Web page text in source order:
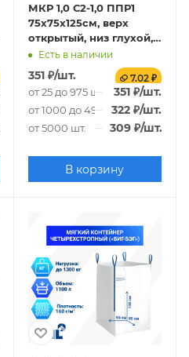
МКР 1,0 С2-1,0 ППР1
75х75х125см, верх
открытый, низ глухой,
140г/м2
Есть в наличии
351₽/шт. 7.02 ₽
от 25 до 975 шт. 351 ₽/шт.
от 1000 до 4975 шт.
322 ₽/шт.
от 5000 шт. 309₽/шт.
В корзину